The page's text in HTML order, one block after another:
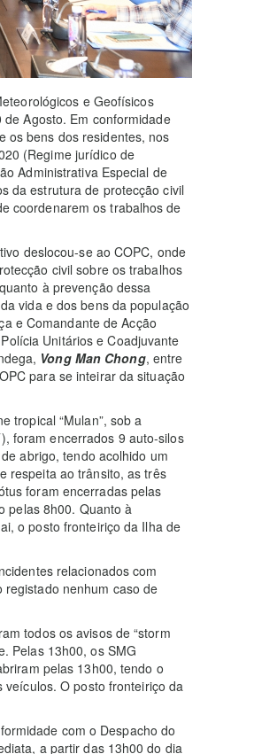
e Geofísicos
Agosto. Em conformidade
os bens dos residentes, nos
(Regime jurídico de
Administrativa Especial de
da estrutura de protecção civil
coordenarem os trabalhos de
deslocou-se ao COPC, onde
civil sobre os trabalhos
à prevenção dessa
vida e dos bens da população
e Comandante de Acção
Unitários e Coadjuvante
Vong Man Chong, entre
para se inteirar da situação
tropical “Mulan”, sob a
foram encerrados 9 auto-silos
abrigo, tendo acolhido um
respeita ao trânsito, as três
foram encerradas pelas
pelas 8h00. Quanto à
o posto fronteiriço da Ilha de
relacionados com
nenhum caso de
todos os avisos de “storm
Pelas 13h00, os SMG
pelas 13h00, tendo o
O posto fronteiriço da
com o Despacho do
a partir das 13h00 do dia